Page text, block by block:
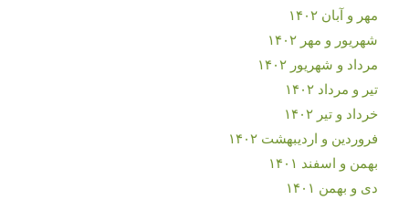
مهر و آبان ۱۴۰۲
شهریور و مهر ۱۴۰۲
مرداد و شهریور ۱۴۰۲
تیر و مرداد ۱۴۰۲
خرداد و تیر ۱۴۰۲
فروردین و اردیبهشت ۱۴۰۲
بهمن و اسفند ۱۴۰۱
دی و بهمن ۱۴۰۱